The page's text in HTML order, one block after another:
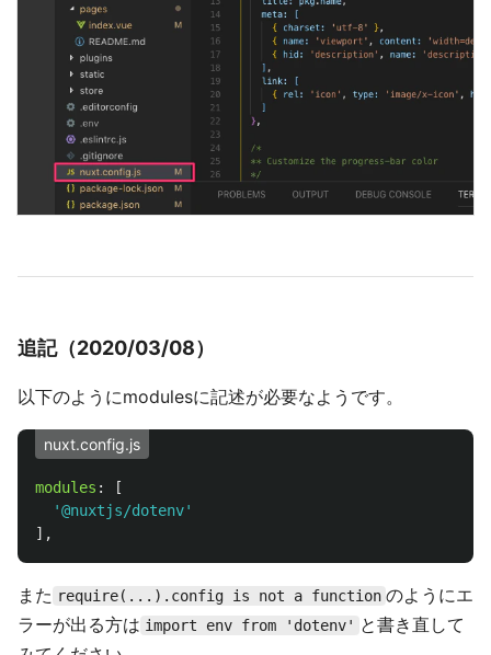
追記（2020/03/08）
以下のようにmodulesに記述が必要なようです。
nuxt.config.js
modules :
[
'@nuxtjs/dotenv'
],
また require(...).config is not a function のようにエ
ラーが出る方は import env from 'dotenv' と書き直して